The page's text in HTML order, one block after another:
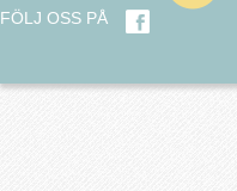
FÖLJ OSS PÅ